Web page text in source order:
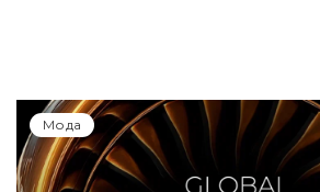
Мода